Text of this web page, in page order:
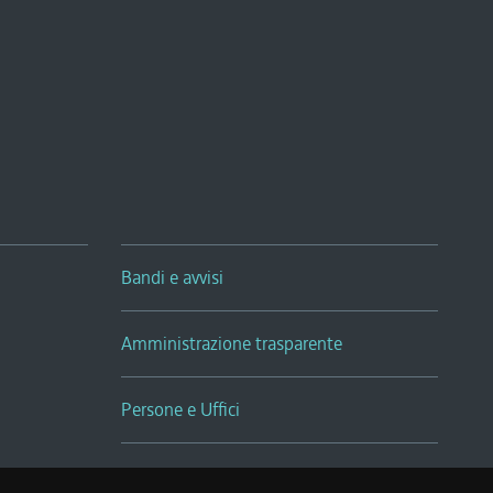
Bandi e avvisi
Amministrazione trasparente
Persone e Uffici
Sala Tiziano Tessitori